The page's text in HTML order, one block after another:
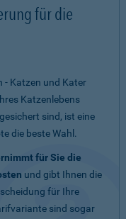
für die
- Katzen und Kater
Katzenlebens
sind, ist eine
die beste Wahl.
für Sie die
und gibt Ihnen die
für Ihre
sind sogar